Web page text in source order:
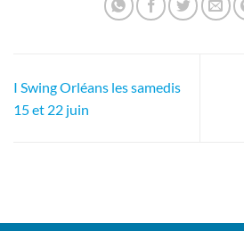
I Swing Orléans les samedis
15 et 22 juin